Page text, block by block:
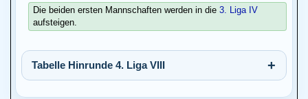
Die beiden ersten Mannschaften werden in die 3. Liga IV
aufsteigen.
Tabelle Hinrunde 4. Liga VIII